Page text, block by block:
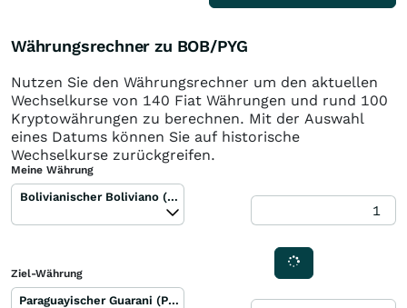
Währungsrechner zu BOB/PYG
Nutzen Sie den Währungsrechner um den aktuellen
Wechselkurse von 140 Fiat Währungen und rund 100
Kryptowährungen zu berechnen. Mit der Auswahl
eines Datums können Sie auf historische
Wechselkurse zurückgreifen.
Meine Währung
Bolivianischer Boliviano (BOB)
Ziel-Währung
Paraguayischer Guarani (PYG)